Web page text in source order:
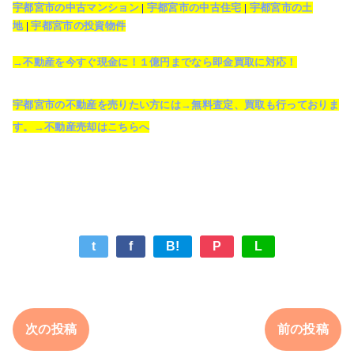
宇都宮市の中古マンション| 宇都宮市の中古住宅 | 宇都宮市の土
地|宇都宮市の投資物件
→不動産を今すぐ現金に！１億円までなら即金買取に対応！
宇都宮市の不動産を売りたい方には→無料査定、買取も行っておりま
す。→不動産売却はこちらへ
t f B! P L
次の投稿 前の投稿